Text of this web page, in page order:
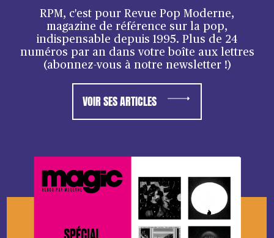
RPM, c'est pour Revue Pop Moderne,
magazine de référence sur la pop,
indispensable depuis 1995. Plus de 24
numéros par an dans votre boîte aux lettres
(abonnez-vous à notre newsletter !)
VOIR SES ARTICLES